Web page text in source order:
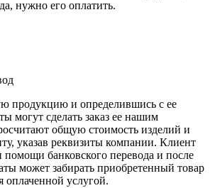
нужно его оплатить.
продукцию и определившись с ее
могут сделать заказ ее нашим
общую стоимость изделий и
указав реквизиты компании. Клиент
помощи банковского перевода и после
может забирать приобретенный товар
оплаченной услугой.